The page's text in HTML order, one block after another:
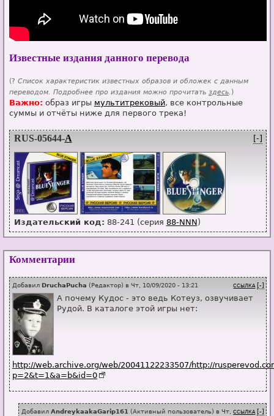
Известные издания данного перевода
(? Список характеристик известных образов и обложек с данным
переводом. Подробнее про издания можно прочитать здесь. )
Важно: образ игры мультитрековый, все контрольные
суммы и отчёты ниже для первого трека!
[-]
RUS-05644-A
Издательский код: 88-241 (серия 88-NNN)
Комментарии
ССЫЛКА [-]
Добавил DruchaPucha (Редактор) в Чт, 10/09/2020 - 13:21
А почему Кудос - это ведь Котеуз, озвучивает
Рудой. В каталоге этой игры нет:
http://web.archive.org/web/20041122233507/http://
p=2&t=1&a=b&id=0
ССЫЛКА [-]
Добавил AndreykaakaGarip161 (Активный пользователь) в Чт,